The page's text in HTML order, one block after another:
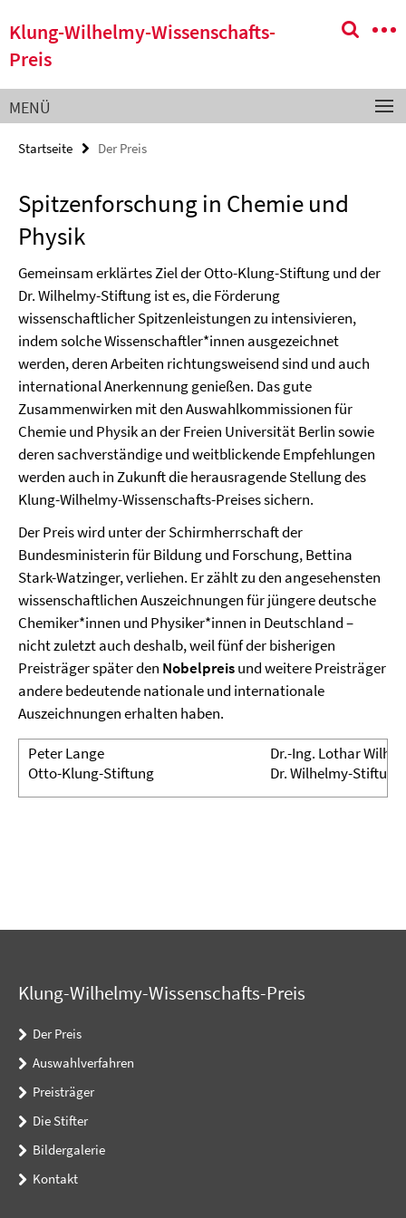
direkt
zu
Klung-Wilhelmy-Wissenschafts-
Preis
Service-
Navigation
MENÜ
Startseite Der Preis
Spitzenforschung in Chemie und
Physik
Gemeinsam erklärtes Ziel der Otto-Klung-Stiftung und der
Dr. Wilhelmy-Stiftung ist es, die Förderung
wissenschaftlicher Spitzenleistungen zu intensivieren,
indem solche Wissenschaftler*innen ausgezeichnet
werden, deren Arbeiten richtungsweisend sind und auch
international Anerkennung genießen. Das gute
Zusammenwirken mit den Auswahlkommissionen für
Chemie und Physik an der Freien Universität Berlin sowie
deren sachverständige und weitblickende Empfehlungen
werden auch in Zukunft die herausragende Stellung des
Klung-Wilhelmy-Wissenschafts-Preises sichern.
Der Preis wird unter der Schirmherrschaft der
Bundesministerin für Bildung und Forschung, Bettina
Stark-Watzinger, verliehen. Er zählt zu den angesehensten
wissenschaftlichen Auszeichnungen für jüngere deutsche
Chemiker*innen und Physiker*innen in Deutschland –
nicht zuletzt auch deshalb, weil fünf der bisherigen
Preisträger später den Nobelpreisund weitere Preisträger
andere bedeutende nationale und internationale
Auszeichnungen erhalten haben.
Peter Lange
Otto-Klung-Stiftung
Dr.-Ing. Lothar
Dr. Wilhelmy-Stiftung
Klung-Wilhelmy-Wissenschafts-Preis
Der Preis
Auswahlverfahren
Preisträger
Die Stifter
Bildergalerie
Kontakt